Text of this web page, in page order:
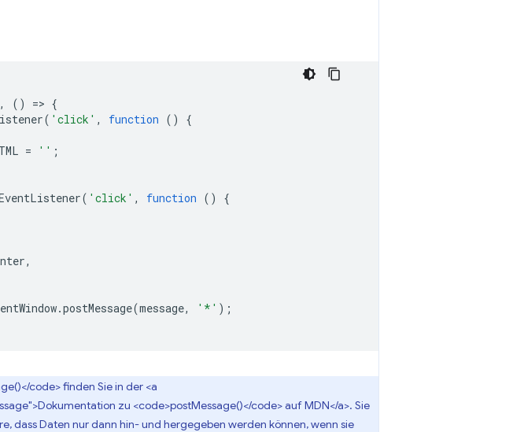
, () => {
( 'click' , function ()
{
= '' ;
( 'click' , function ()
{
,
.postMessage(message, '*' );
code> finden Sie in der <a
zu <code>postMessage()</code> auf MDN</a>. Sie
dass Daten nur dann hin- und hergegeben werden können, wenn sie